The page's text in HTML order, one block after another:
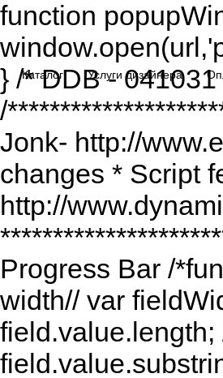
function
} /* DDB -
/
Jonk- http://
changes * Script
http://
Progress Bar /
width// var
Каталог Услуги дизайнера